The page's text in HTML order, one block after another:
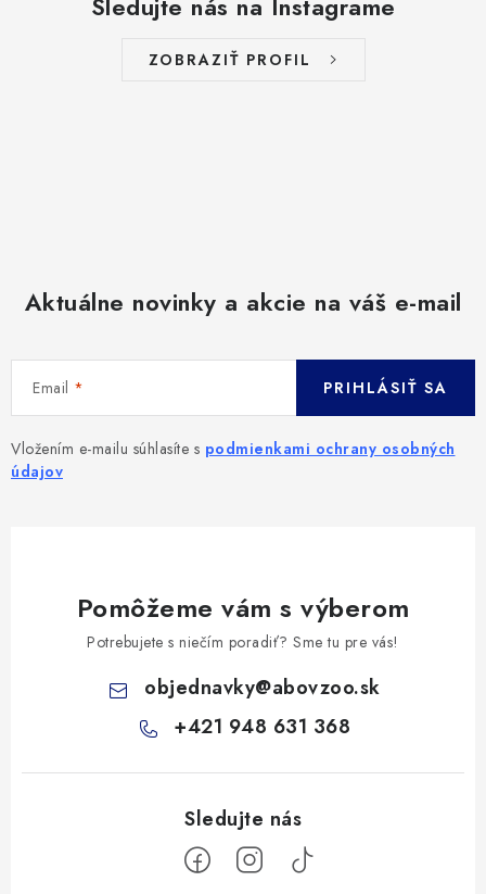
ZOBRAZIŤ PROFIL
Aktuálne novinky a akcie na váš e-mail
Email
Vložením e-mailu súhlasíte s podmienkami ochrany osobných
údajov
PRIHLÁSIŤ SA
Pomôžeme vám s výberom
Potrebujete s niečím poradiť? Sme tu pre vás!
objednavky@abovzoo.sk
+421 948 631 368